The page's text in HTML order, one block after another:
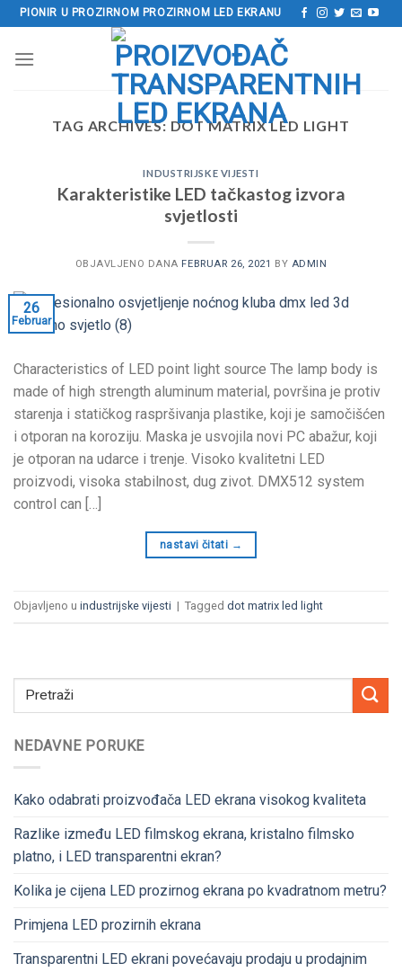
Preskoči
na
sadržaj
PIONIR U PROZIRNOM PROZIRNOM LED EKRANU
TAG ARCHIVES: DOT MATRIX LED LIGHT
NEDAVNE PORUKE
Kako odabrati proizvođača LED ekrana visokog kvaliteta
Razlike između LED filmskog ekrana, kristalno filmsko
platno, i LED transparentni ekran?
Kolika je cijena LED prozirnog ekrana po kvadratnom metru?
Primjena LED prozirnih ekrana
Transparentni LED ekrani povećavaju prodaju u prodajnim
INDUSTRIJSKE VIJESTI
Karakteristike LED tačkastog izvora
svjetlosti
OBJAVLJENO DANA FEBRUAR 26, 2021 BY ADMIN
26
Februar
Characteristics of LED point light source The lamp body is
made of high strength aluminum material, površina je protiv
starenja i statičkog raspršivanja plastike, koji je samočišćen
i otporan na koroziju. Maska je usvojila novi PC abažur, koji
je otporan na udarce i trenje. Visoko kvalitetni LED
proizvodi, visoka stabilnost, dug zivot. DMX512 system
control can […]
nastavi čitati →
Objavljeno u industrijske vijesti | Tagged dot matrix led light